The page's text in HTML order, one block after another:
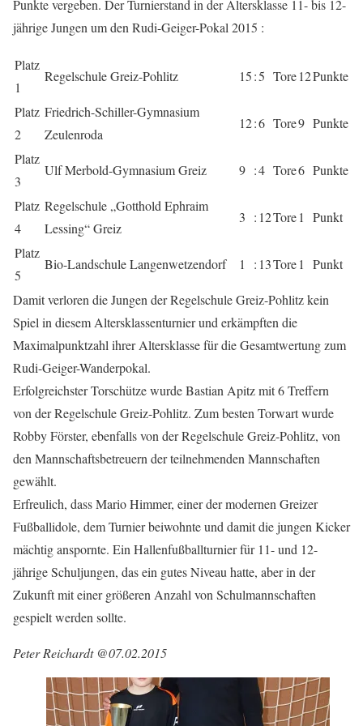
Punkte vergeben. Der Turnierstand in der Altersklasse 11- bis 12-
jährige Jungen um den Rudi-Geiger-Pokal 2015 :
Platz
1
Regelschule Greiz-Pohlitz 15:5 Tore12Punkte
Platz
2
Friedrich-Schiller-Gymnasium
Zeulenroda
12:6 Tore9 Punkte
Platz
3
Ulf Merbold-Gymnasium Greiz 9 :4 Tore6 Punkte
Platz
4
Regelschule „Gotthold Ephraim
Lessing“ Greiz
3 : 12Tore1 Punkt
Platz
5
Bio-Landschule Langenwetzendorf 1 : 13Tore1 Punkt
Damit verloren die Jungen der Regelschule Greiz-Pohlitz kein
Spiel in diesem Altersklassenturnier und erkämpften die
Maximalpunktzahl ihrer Altersklasse für die Gesamtwertung zum
Rudi-Geiger-Wanderpokal.
Erfolgreichster Torschütze wurde Bastian Apitz mit 6 Treffern
von der Regelschule Greiz-Pohlitz. Zum besten Torwart wurde
Robby Förster, ebenfalls von der Regelschule Greiz-Pohlitz, von
den Mannschaftsbetreuern der teilnehmenden Mannschaften
gewählt.
Erfreulich, dass Mario Himmer, einer der modernen Greizer
Fußballidole, dem Turnier beiwohnte und damit die jungen Kicker
mächtig anspornte. Ein Hallenfußballturnier für 11- und 12-
jährige Schuljungen, das ein gutes Niveau hatte, aber in der
Zukunft mit einer größeren Anzahl von Schulmannschaften
gespielt werden sollte.
Peter Reichardt @07.02.2015